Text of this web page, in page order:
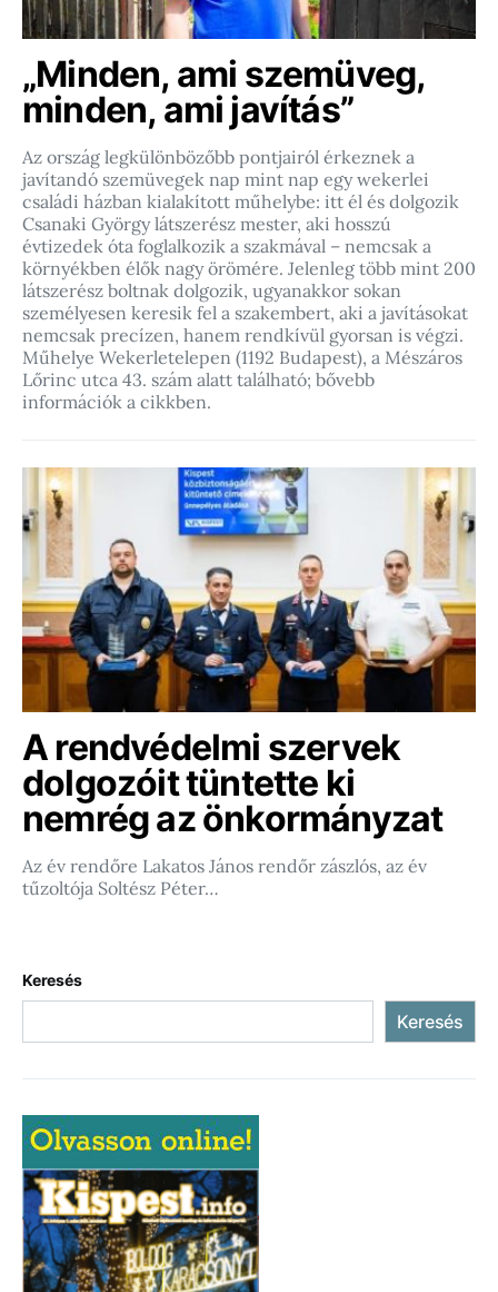
„Minden, ami szemüveg,
minden, ami javítás”
Az ország legkülönbözőbb pontjairól érkeznek a
javítandó szemüvegek nap mint nap egy wekerlei
családi házban kialakított műhelybe: itt él és dolgozik
Csanaki György látszerész mester, aki hosszú
évtizedek óta foglalkozik a szakmával – nemcsak a
környékben élők nagy örömére. Jelenleg több mint 200
látszerész boltnak dolgozik, ugyanakkor sokan
személyesen keresik fel a szakembert, aki a javításokat
nemcsak precízen, hanem rendkívül gyorsan is végzi.
Műhelye Wekerletelepen (1192 Budapest), a Mészáros
Lőrinc utca 43. szám alatt található; bővebb
információk a cikkben.
A rendvédelmi szervek
dolgozóit tüntette ki
nemrég az önkormányzat
Az év rendőre Lakatos János rendőr zászlós, az év
tűzoltója Soltész Péter…
Keresés
Keresés